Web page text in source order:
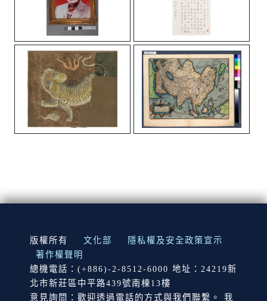
:::
版權所有 文化部
隱私權及安全政策宣示
著作權聲明
總機電話：(+886)-2-8512-6000 地址：24219新
北市新莊區中平路439號南棟13樓
意見詢問：歡迎透過電話的方式與我們聯繫。 我